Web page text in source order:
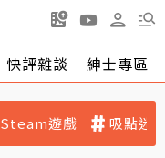
快評雜談 紳士專區
Steam遊戲 吸點迷